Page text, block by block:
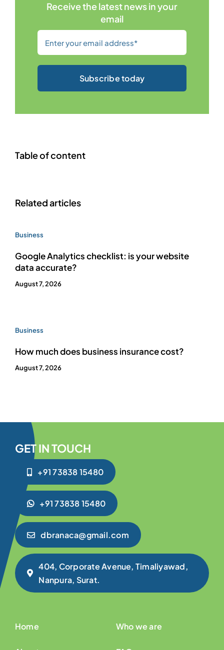
Receive the latest news in your
email
Subscribe today
Table of content
Related articles
Business
Google Analytics checklist: is your website
data accurate?
August 7, 2026
Business
How much does business insurance cost?
August 7, 2026
GET IN TOUCH
+91 73838 15480
+91 73838 15480
dbranaca@gmail.com
404, Corporate Avenue, Timaliyawad,
Nanpura, Surat.
Home Who we are